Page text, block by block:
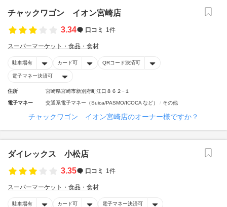
チャックワゴン イオン宮崎店
3.34
口コミ 1件
スーパーマーケット・食品・食材
駐車場有 カード可 QRコード決済可
電子マネー決済可
住所 宮崎県宮崎市新別府町江口８６２−１
電子マネー 交通系電子マネー（Suica/PASMO/ICOCA など） その他
チャックワゴン イオン宮崎店のオーナー様ですか？
ダイレックス 小松店
3.35
口コミ 1件
スーパーマーケット・食品・食材
駐車場有 カード可 電子マネー決済可